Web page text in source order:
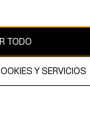
TODO
Y SERVICIOS